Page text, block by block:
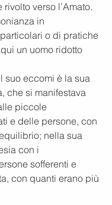
verso l’Amato.
in
o di pratiche
un uomo ridotto
suo eccomi è la sua
che si manifestava
piccole
e delle persone, con
nella sua
con i
sofferenti e
con quanti erano più